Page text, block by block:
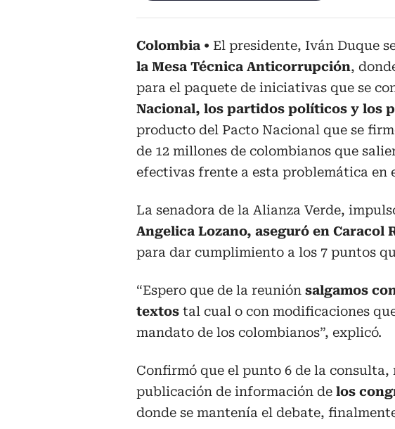
Colombia El presidente, Iván Duque
la Mesa Técnica Anticorrupción,
para el paquete de iniciativas que se
Nacional, los partidos políticos y los
producto del Pacto Nacional que se
de 12 millones de colombianos que
efectivas frente a esta problemática en
La senadora de la Alianza Verde,
Angelica Lozano, aseguró en Caracol
para dar cumplimiento a los 7 puntos
“Espero que de la reunión salgamos
textos tal cual o con modificaciones
mandato de los colombianos”, explicó.
Confirmó que el punto 6 de la
publicación de información de los
donde se mantenía el debate,